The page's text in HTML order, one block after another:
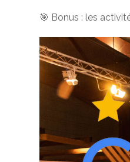
🎯 Bonus : les